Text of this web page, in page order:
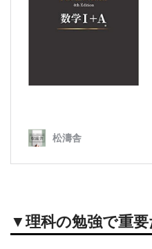
▼理科の勉強で重要